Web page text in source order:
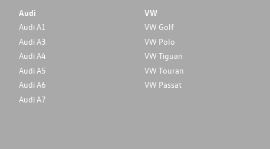
Audi
Audi A1
Audi A3
Audi A4
Audi A5
Audi A6
Audi A7
VW
VW Golf
VW Polo
VW Tiguan
VW Touran
VW Passat